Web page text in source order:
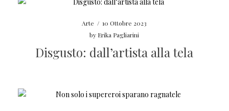
Arte / 10 Ottobre 2023
by Erika Pagliarini
Disgusto: dall’artista alla tela